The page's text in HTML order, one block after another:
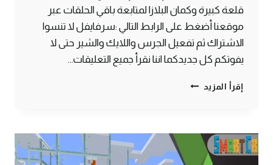
قلعة كبيرة وكمان البلازا لمتابعة باقي الحلقات عبر
موقعنا أضغط على الرابط التالي :سرفايفل لا تنسوا
الاشتراك ثم تفعيل الجرس واللايك والشير حتى لا
يفوتكم كل جديدكما اننا نقرأ جميع التعليقات…
إقرأ المزيد الحلقة
وفتحت
للجحيم